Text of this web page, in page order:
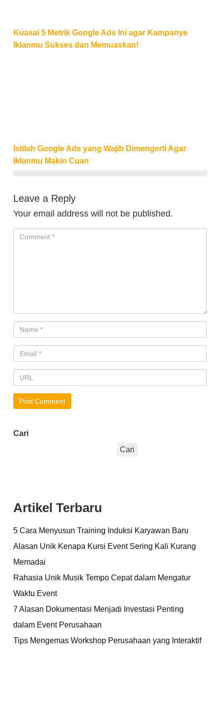
Kuasai 5 Metrik Google Ads Ini agar Kampanye
Iklanmu Sukses dan Memuaskan!
Istilah Google Ads yang Wajib Dimengerti Agar
Iklanmu Makin Cuan
Leave a Reply
Your email address will not be published.
Cari
Cari
Artikel Terbaru
5 Cara Menyusun Training Induksi Karyawan Baru
Alasan Unik Kenapa Kursi Event Sering Kali Kurang
Memadai
Rahasia Unik Musik Tempo Cepat dalam Mengatur
Waktu Event
7 Alasan Dokumentasi Menjadi Investasi Penting
dalam Event Perusahaan
Tips Mengemas Workshop Perusahaan yang Interaktif